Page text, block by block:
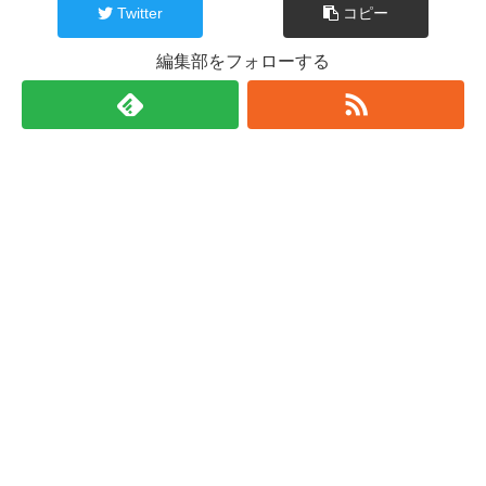
Twitter コピー
編集部をフォローする